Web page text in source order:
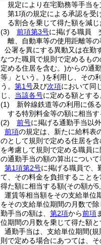
規定により在宅勤務等手当
第1項の規定による承認を受
る割合を乗じて得た額を減じ
(3)
前項第3号に掲げる職員
離、自動車等の使用距離等
公署を異にする異動又は在勤
なつた職員で規則で定めるもの
定める住居を含む。)からの通
等」という。)を利用し、その
う。 第1号及び次項において同
じ、 当該各号に定める額とする
(1)
新幹線鉄道等の利用に係
する特別料金等の額に相当す
(2)
前号に掲げる通勤手当以
前項の規定は、新たに給料表
のとして規則で定める住居を含
を考慮して規則で定める職員
の通勤手当の額の算出について
第1項第2号に掲げる職員で、
て、その料金を負担すること
得た額に相当する額(その額が
運賃等相当額をその支給単位
をその支給単位期間の月数で
勤手当の額は、 第2項から前項
位期間の月数を乗じて得た額と
通勤手当は、支給単位期間(規
則で定める場合にあつては、